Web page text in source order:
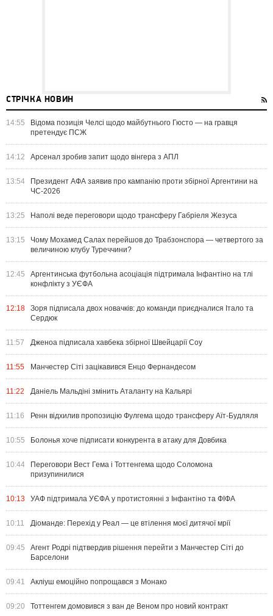
СТРІЧКА НОВИН
14:55
Відома позиція Челсі щодо майбутнього Гюсто — на гравця
претендує ПСЖ
14:12 Арсенал зробив запит щодо вінгера з АПЛ
13:54
Президент АФА заявив про кампанію проти збірної Аргентини на
ЧС-2026
13:25 Наполі веде переговори щодо трансферу Габріеля Жезуса
13:15
Чому Мохамед Салах перейшов до Трабзонспора — четвертого за
величиною клубу Туреччини?
12:45
Аргентинська футбольна асоціація підтримала Інфантіно на тлі
конфлікту з УЄФА
12:18
Зоря підписала двох новачків: до команди приєдналися Італо та
Сердюк
11:57 Дженоа підписала хавбека збірної Швейцарії Соу
11:55 Манчестер Сіті зацікавився Енцо Фернандесом
11:22 Даніель Мальдіні змінить Аталанту на Кальярі
11:16 Ренн відхилив пропозицію Фулгема щодо трансферу Аїт-Будляля
10:55 Болонья хоче підписати конкурента в атаку для Довбика
10:44
Переговори Вест Гема і Тоттенгема щодо Соломона
призупинилися
10:13 УАФ підтримала УЄФА у протистоянні з Інфантіно та ФІФА
10:11 Діоманде: Перехід у Реал — це втілення моєї дитячої мрії
09:45
Агент Родрі підтвердив рішення перейти з Манчестер Сіті до
Барселони
09:41 Акліуш емоційно попрощався з Монако
09:20 Тоттенгем домовився з ван де Веном про новий контракт